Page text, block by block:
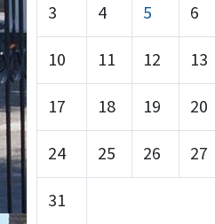
3 4 5 6
10 11 12 13
17 18 19 20
24 25 26 27
31